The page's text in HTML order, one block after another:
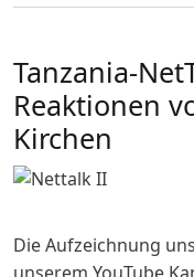
Tanzania-
Reaktionen
Kirchen
Die Aufzeichnung